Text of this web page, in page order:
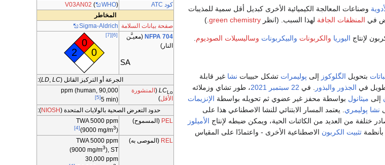
كود ATC
V03AN02 ( WHO)
المخاطر
صفحة بيانات السلامة Sigma-Aldrich
NFPA 704 (معيـَّن
النار)
[6]
[7]
0
2
0
SA
الجرعة أو التركيز القاتل ( LD, LC
):
LCLo
(المنشورة
الأقل)
90,000
ppm (human,
5 min)
[5]
حدود التعرض الصحية بالولايات المتحدة (NIOSH
):
PEL (المسموح) TWA 5000 ppm
(9000 mg/m3)
[4]
REL (الموصى به) TWA 5000 ppm
(9000 mg/m3), ST
30,000 ppm
وصناعات المعالجة الكيميائية الأخرى كبديل أقل سمية للمذيبات
في المنظفات الجافة لهذا السبب. (انظر green chemistry
.)
لإنتاج اليوريا والكربونات والبيكربونات وساليسيلات الصوديوم.
بتحويل الگلوكوز إلى پوليمرات تشكل حبيبات نشا غير قابلة
في الجذور والبذور . في 22 سبتمبر 2021، طور تشاي وزملائه
إلى ميثانول بواسطة محفز غير عضوي ثم تحويله بواسطة الإنزيمات
نشا پوليمري . يعتمد المسار الابتنائي للنشا الاصطناعي هذا على
ختلفة من العديد من الكائنات الحية، ويمكن ضبطه لإنتاج الأميلوز
تثبيت الكربون الاصطناعية الأخرى - واعتمادًا على المقياس